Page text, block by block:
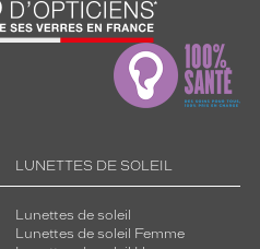
LUNETTES DE SOLEIL
Lunettes de soleil
Lunettes de soleil Femme